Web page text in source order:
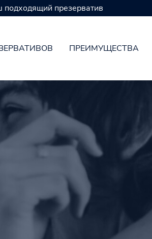
ПРЕИМУЩЕСТВА
7 размеров презервативов